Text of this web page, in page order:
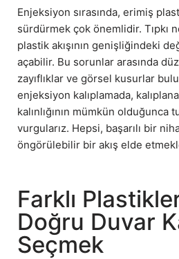
Enjeksiyon sırasında, erimiş
sürdürmek çok önemlidir. Tıpkı
plastik akışının genişliğindeki
açabilir. Bu sorunlar arasında
zayıflıklar ve görsel kusurlar
enjeksiyon kalıplamada,
kalınlığının mümkün olduğunca
vurgularız. Hepsi, başarılı bir
öngörülebilir bir akış elde
Farklı
Doğru Duvar
Seçmek